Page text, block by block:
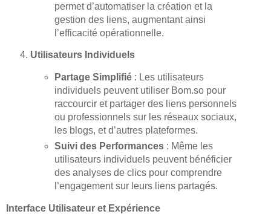
permet d’automatiser la création et la
gestion des liens, augmentant ainsi
l’efficacité opérationnelle.
Utilisateurs Individuels
Partage Simplifié: Les utilisateurs
individuels peuvent utiliser Bom.so pour
raccourcir et partager des liens personnels
ou professionnels sur les réseaux sociaux,
les blogs, et d’autres plateformes.
Suivi des Performances: Même les
utilisateurs individuels peuvent bénéficier
des analyses de clics pour comprendre
l’engagement sur leurs liens partagés.
Interface Utilisateur et Expérience